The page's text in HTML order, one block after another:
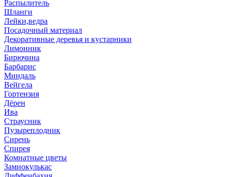
Распылитель
Шланги
Лейки,ведра
Посадочный материал
Декоративные деревья и кустарники
Лимонник
Бирючина
Барбарис
Миндаль
Вейгела
Гортензия
Дёрен
Ива
Страусник
Пузыреплодник
Сирень
Спирея
Комнатные цветы
Замиокулькас